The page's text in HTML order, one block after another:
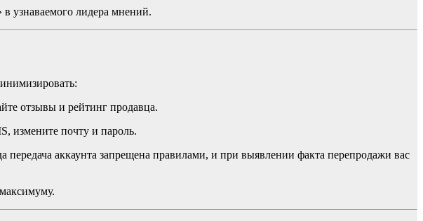
узнаваемого лидера мнений.
отзывы и рейтинг продавца.
измените почту и пароль.
аккаунта запрещена правилами, и при выявлении факта перепродажи вас